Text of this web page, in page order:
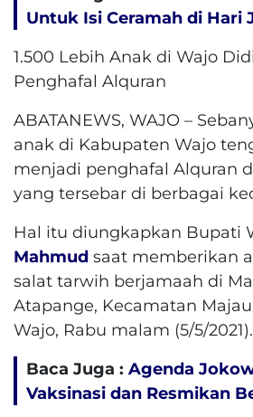
Untuk Isi Ceramah di Hari
1.500 Lebih Anak di Wajo
Penghafal Alquran
ABATANEWS, WAJO –
anak di Kabupaten Wajo
menjadi penghafal Alquran
yang tersebar di berbagai
Hal itu diungkapkan Bupati
Mahmud saat memberikan
salat tarwih berjamaah di
Atapange, Kecamatan
Wajo, Rabu malam (5/5/2021).
Baca Juga : Agenda
Vaksinasi dan Resmikan